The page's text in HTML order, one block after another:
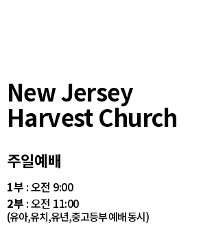
New Jersey
Harvest Church
주일예배
1부 : 오전 9:00
2부 : 오전 11:00
(유아,유치,유년,중고등부 예배 동시)